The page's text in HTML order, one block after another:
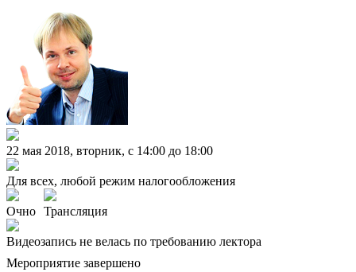
22 мая 2018, вторник, c 14:00 до 18:00
Для всех, любой режим налогообложения
Очно Трансляция
Видеозапись не велась по требованию лектора
Мероприятие завершено